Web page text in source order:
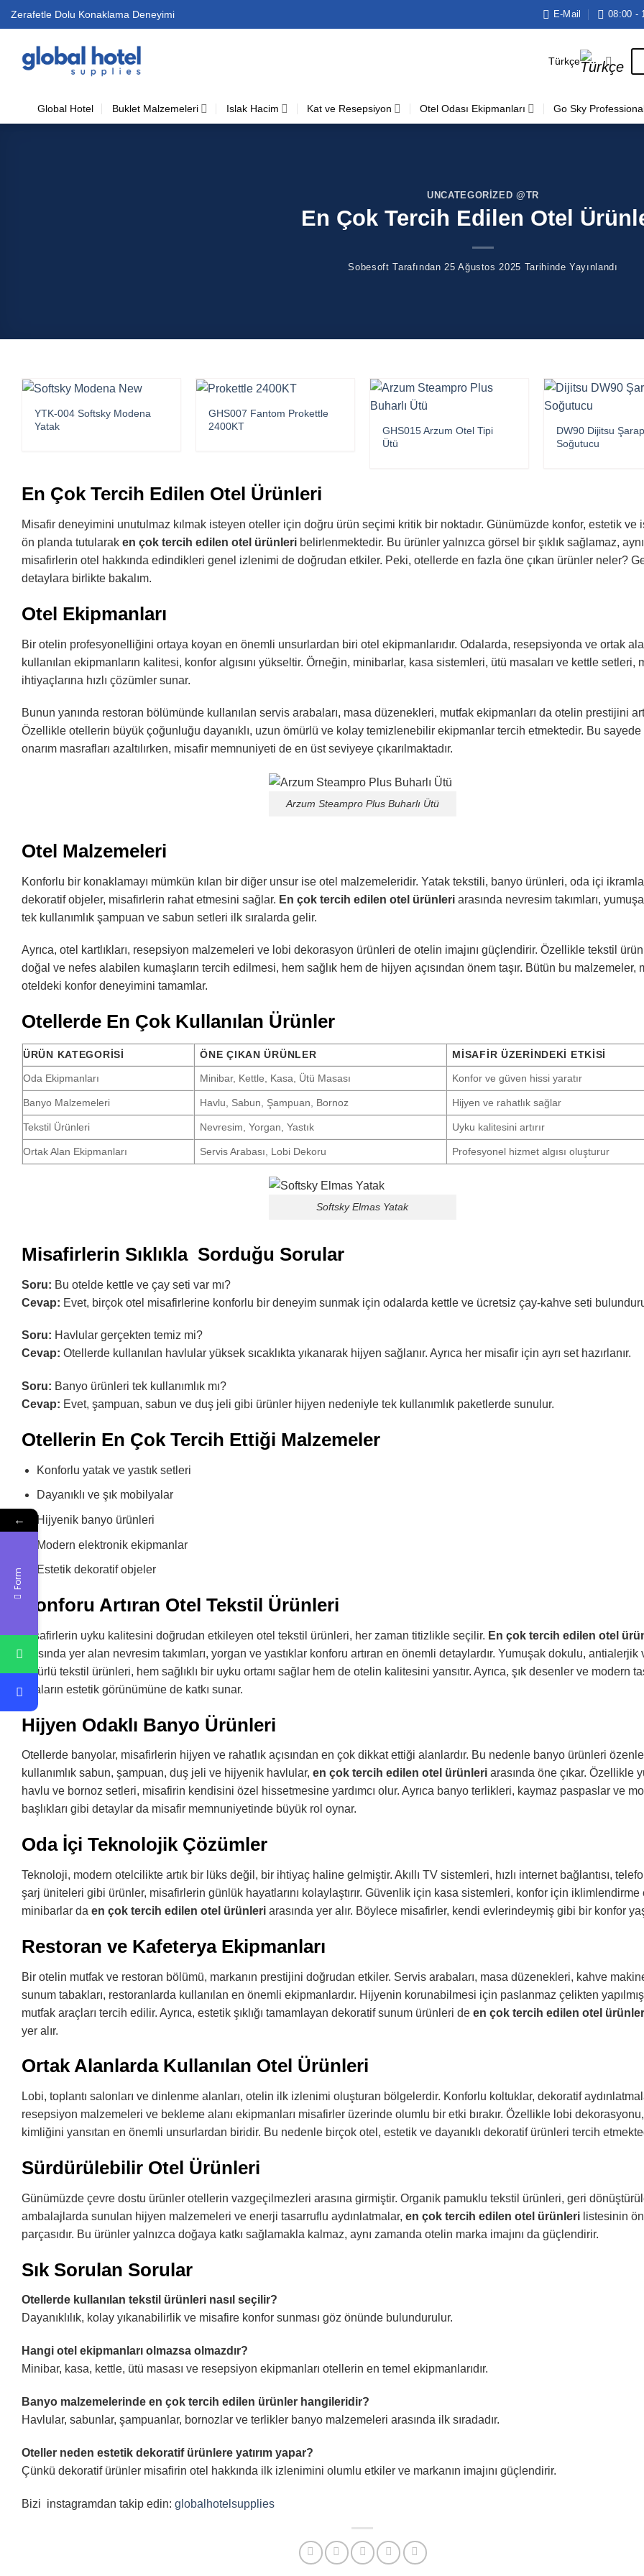
İçeriğe
atla
Zerafetle Dolu Konaklama Deneyimi E-Mail 08:00 -
Türkçe
Global Hotel Buklet Malzemeleri Islak Hacim Kat ve Resepsiyon Otel Odası Ekipmanları Go Sky
UNCATEGORIZED @TR
En Çok Tercih Edilen Otel
Sobesoft Tarafından 25 Ağustos 2025 Tarihinde Yayınlandı
YTK-004 Softsky Modena
Yatak
GHS007 Fantom Prokettle
2400KT
GHS015 Arzum Otel Tipi
Ütü
DW90 Dijitsu
Soğutucu
En Çok Tercih Edilen Otel Ürünleri
Misafir deneyimini unutulmaz kılmak isteyen oteller için doğru ürün seçimi kritik bir noktadır. Günümüzde konfor, estetik ve
ön planda tutularak en çok tercih edilen otel ürünleri belirlenmektedir. Bu ürünler yalnızca görsel bir şıklık sağlamaz,
misafirlerin otel hakkında edindikleri genel izlenimi de doğrudan etkiler. Peki, otellerde en fazla öne çıkan ürünler neler?
detaylara birlikte bakalım.
Otel Ekipmanları
Bir otelin profesyonelliğini ortaya koyan en önemli unsurlardan biri otel ekipmanlarıdır. Odalarda, resepsiyonda ve ortak
kullanılan ekipmanların kalitesi, konfor algısını yükseltir. Örneğin, minibarlar, kasa sistemleri, ütü masaları ve kettle setleri,
ihtiyaçlarına hızlı çözümler sunar.
Bunun yanında restoran bölümünde kullanılan servis arabaları, masa düzenekleri, mutfak ekipmanları da otelin prestijini
Özellikle otellerin büyük çoğunluğu dayanıklı, uzun ömürlü ve kolay temizlenebilir ekipmanlar tercih etmektedir. Bu sayede
onarım masrafları azaltılırken, misafir memnuniyeti de en üst seviyeye çıkarılmaktadır.
Arzum Steampro Plus Buharlı Ütü
Otel Malzemeleri
Konforlu bir konaklamayı mümkün kılan bir diğer unsur ise otel malzemeleridir. Yatak tekstili, banyo ürünleri, oda içi
dekoratif objeler, misafirlerin rahat etmesini sağlar. En çok tercih edilen otel ürünleri arasında nevresim takımları,
tek kullanımlık şampuan ve sabun setleri ilk sıralarda gelir.
Ayrıca, otel kartlıkları, resepsiyon malzemeleri ve lobi dekorasyon ürünleri de otelin imajını güçlendirir. Özellikle tekstil
doğal ve nefes alabilen kumaşların tercih edilmesi, hem sağlık hem de hijyen açısından önem taşır. Bütün bu malzemeler,
oteldeki konfor deneyimini tamamlar.
Otellerde En Çok Kullanılan Ürünler
ÜRÜN KATEGORISI ÖNE ÇIKAN ÜRÜNLER MISAFIR ÜZERINDEKI ETKISI
Oda Ekipmanları Minibar, Kettle, Kasa, Ütü Masası Konfor ve güven hissi yaratır
Banyo Malzemeleri Havlu, Sabun, Şampuan, Bornoz Hijyen ve rahatlık sağlar
Tekstil Ürünleri Nevresim, Yorgan, Yastık Uyku kalitesini artırır
Ortak Alan Ekipmanları Servis Arabası, Lobi Dekoru Profesyonel hizmet algısı oluşturur
Softsky Elmas Yatak
Misafirlerin Sıklıkla Sorduğu Sorular
Soru: Bu otelde kettle ve çay seti var mı?
Cevap: Evet, birçok otel misafirlerine konforlu bir deneyim sunmak için odalarda kettle ve ücretsiz çay-kahve seti
Soru: Havlular gerçekten temiz mi?
Cevap: Otellerde kullanılan havlular yüksek sıcaklıkta yıkanarak hijyen sağlanır. Ayrıca her misafir için ayrı set hazırlanır.
Soru: Banyo ürünleri tek kullanımlık mı?
Cevap: Evet, şampuan, sabun ve duş jeli gibi ürünler hijyen nedeniyle tek kullanımlık paketlerde sunulur.
Otellerin En Çok Tercih Ettiği Malzemeler
Konforlu yatak ve yastık setleri
Dayanıklı ve şık mobilyalar
Hijyenik banyo ürünleri
Modern elektronik ekipmanlar
Estetik dekoratif objeler
Konforu Artıran Otel Tekstil Ürünleri
Misafirlerin uyku kalitesini doğrudan etkileyen otel tekstil ürünleri, her zaman titizlikle seçilir. En çok tercih edilen otel
arasında yer alan nevresim takımları, yorgan ve yastıklar konforu artıran en önemli detaylardır. Yumuşak dokulu, antialerjik
ömürlü tekstil ürünleri, hem sağlıklı bir uyku ortamı sağlar hem de otelin kalitesini yansıtır. Ayrıca, şık desenler ve modern
odaların estetik görünümüne de katkı sunar.
Hijyen Odaklı Banyo Ürünleri
Otellerde banyolar, misafirlerin hijyen ve rahatlık açısından en çok dikkat ettiği alanlardır. Bu nedenle banyo ürünleri
kullanımlık sabun, şampuan, duş jeli ve hijyenik havlular, en çok tercih edilen otel ürünleri arasında öne çıkar. Özellikle
havlu ve bornoz setleri, misafirin kendisini özel hissetmesine yardımcı olur. Ayrıca banyo terlikleri, kaymaz paspaslar ve
başlıkları gibi detaylar da misafir memnuniyetinde büyük rol oynar.
Oda İçi Teknolojik Çözümler
Teknoloji, modern otelcilikte artık bir lüks değil, bir ihtiyaç haline gelmiştir. Akıllı TV sistemleri, hızlı internet bağlantısı,
şarj üniteleri gibi ürünler, misafirlerin günlük hayatlarını kolaylaştırır. Güvenlik için kasa sistemleri, konfor için iklimlendirme
minibarlar da en çok tercih edilen otel ürünleri arasında yer alır. Böylece misafirler, kendi evlerindeymiş gibi bir konfor
Restoran ve Kafeterya Ekipmanları
Bir otelin mutfak ve restoran bölümü, markanın prestijini doğrudan etkiler. Servis arabaları, masa düzenekleri, kahve
sunum tabakları, restoranlarda kullanılan en önemli ekipmanlardır. Hijyenin korunabilmesi için paslanmaz çelikten yapılmış
mutfak araçları tercih edilir. Ayrıca, estetik şıklığı tamamlayan dekoratif sunum ürünleri de en çok tercih edilen otel
yer alır.
Ortak Alanlarda Kullanılan Otel Ürünleri
Lobi, toplantı salonları ve dinlenme alanları, otelin ilk izlenimi oluşturan bölgelerdir. Konforlu koltuklar, dekoratif
resepsiyon malzemeleri ve bekleme alanı ekipmanları misafirler üzerinde olumlu bir etki bırakır. Özellikle lobi
kimliğini yansıtan en önemli unsurlardan biridir. Bu nedenle birçok otel, estetik ve dayanıklı dekoratif ürünleri tercih
Sürdürülebilir Otel Ürünleri
Günümüzde çevre dostu ürünler otellerin vazgeçilmezleri arasına girmiştir. Organik pamuklu tekstil ürünleri, geri
ambalajlarda sunulan hijyen malzemeleri ve enerji tasarruflu aydınlatmalar, en çok tercih edilen otel ürünleri listesinin
parçasıdır. Bu ürünler yalnızca doğaya katkı sağlamakla kalmaz, aynı zamanda otelin marka imajını da güçlendirir.
Sık Sorulan Sorular
Otellerde kullanılan tekstil ürünleri nasıl seçilir?
Dayanıklılık, kolay yıkanabilirlik ve misafire konfor sunması göz önünde bulundurulur.
Hangi otel ekipmanları olmazsa olmazdır?
Minibar, kasa, kettle, ütü masası ve resepsiyon ekipmanları otellerin en temel ekipmanlarıdır.
Banyo malzemelerinde en çok tercih edilen ürünler hangileridir?
Havlular, sabunlar, şampuanlar, bornozlar ve terlikler banyo malzemeleri arasında ilk sıradadır.
Oteller neden estetik dekoratif ürünlere yatırım yapar?
Çünkü dekoratif ürünler misafirin otel hakkında ilk izlenimini olumlu etkiler ve markanın imajını güçlendirir.
Bizi instagramdan takip edin: globalhotelsupplies
←
Form